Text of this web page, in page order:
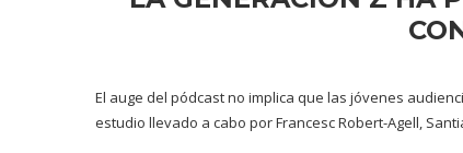
El auge del pódcast no implica que las jóvenes
estudio llevado a cabo por Francesc Robert-Agell,